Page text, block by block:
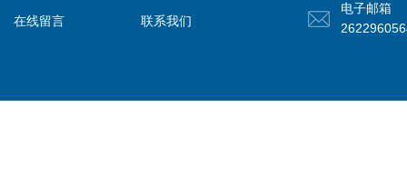
在线留言
联系我们
电子邮箱